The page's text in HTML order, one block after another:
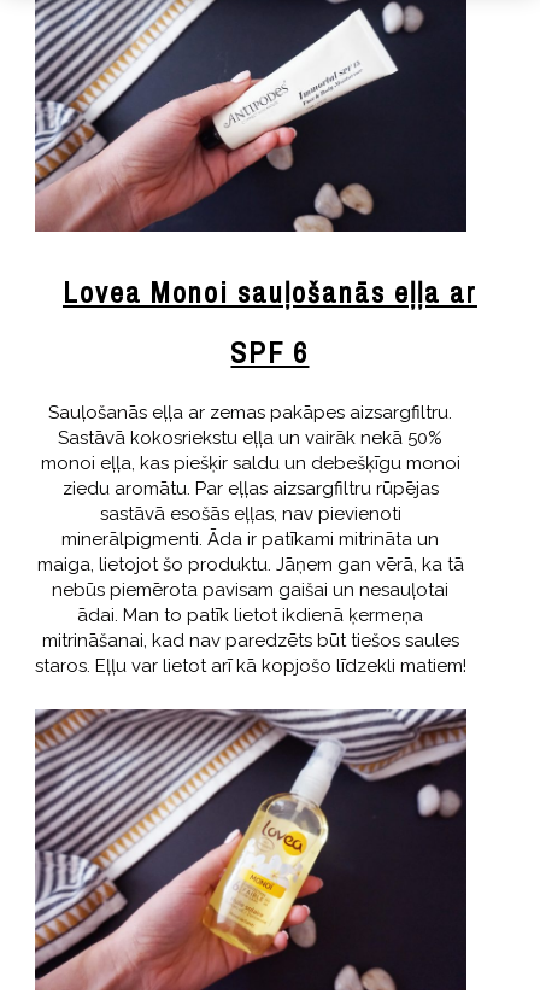
Lovea Monoi sauļošanās eļļa ar
SPF 6
Sauļošanās eļļa ar zemas pakāpes aizsargfiltru.
Sastāvā kokosriekstu eļļa un vairāk nekā 50%
monoi eļļa, kas piešķir saldu un debešķīgu monoi
ziedu aromātu. Par eļļas aizsargfiltru rūpējas
sastāvā esošās eļļas, nav pievienoti
minerālpigmenti. Āda ir patīkami mitrināta un
maiga, lietojot šo produktu. Jāņem gan vērā, ka tā
nebūs piemērota pavisam gaišai un nesauļotai
ādai. Man to patīk lietot ikdienā ķermeņa
mitrināšanai, kad nav paredzēts būt tiešos saules
staros. Eļļu var lietot arī kā kopjošo līdzekli matiem!